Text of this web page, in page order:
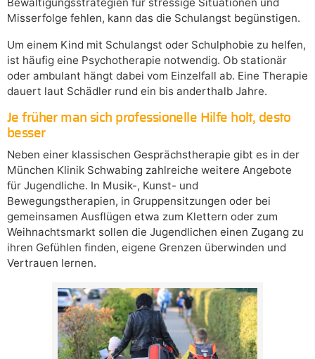
Misserfolge fehlen, kann das die Schulangst begünstigen.
Um einem Kind mit Schulangst oder Schulphobie zu helfen,
ist häufig eine Psychotherapie notwendig. Ob stationär
oder ambulant hängt dabei vom Einzelfall ab. Eine Therapie
dauert laut Schädler rund ein bis anderthalb Jahre.
Je früher man sich professionelle Hilfe holt, desto
besser
Neben einer klassischen Gesprächstherapie gibt es in der
München Klinik Schwabing zahlreiche weitere Angebote
für Jugendliche. In Musik-, Kunst- und
Bewegungstherapien, in Gruppensitzungen oder bei
gemeinsamen Ausflügen etwa zum Klettern oder zum
Weihnachtsmarkt sollen die Jugendlichen einen Zugang zu
ihren Gefühlen finden, eigene Grenzen überwinden und
Vertrauen lernen.